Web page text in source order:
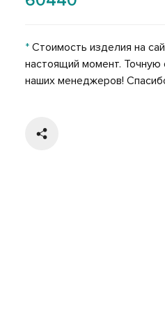
* Стоимость изделия на
настоящий момент. Точную
наших менеджеров!